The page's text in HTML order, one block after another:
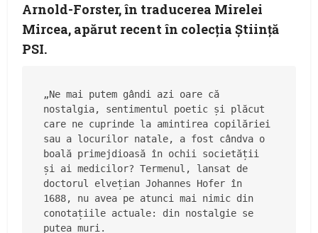
Arnold-Forster, în traducerea Mirelei
Mircea, apărut recent în colecția Știință
PSI.
„Ne mai putem gândi azi oare că
nostalgia, sentimentul poetic și plăcut
care ne cuprinde la amintirea copilăriei
sau a locurilor natale, a fost cândva o
boală primejdioasă în ochii societății
și ai medicilor? Termenul, lansat de
doctorul elvețian Johannes Hofer în
1688, nu avea pe atunci mai nimic din
conotațiile actuale: din nostalgie se
putea muri.